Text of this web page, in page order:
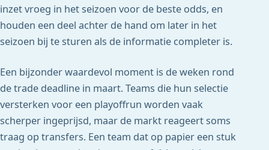
inzet vroeg in het seizoen voor de beste odds, en
houden een deel achter de hand om later in het
seizoen bij te sturen als de informatie completer is.
Een bijzonder waardevol moment is de weken rond
de trade deadline in maart. Teams die hun selectie
versterken voor een playoffrun worden vaak
scherper ingeprijsd, maar de markt reageert soms
traag op transfers. Een team dat op papier een stuk